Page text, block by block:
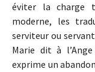
éviter la charge
moderne, les
serviteur ou
Marie dit à
exprime un